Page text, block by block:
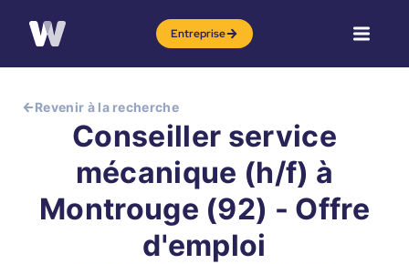
Entreprise
Revenir à la recherche
Conseiller service
mécanique (h/f) à
Montrouge (92) - Offre
d'emploi